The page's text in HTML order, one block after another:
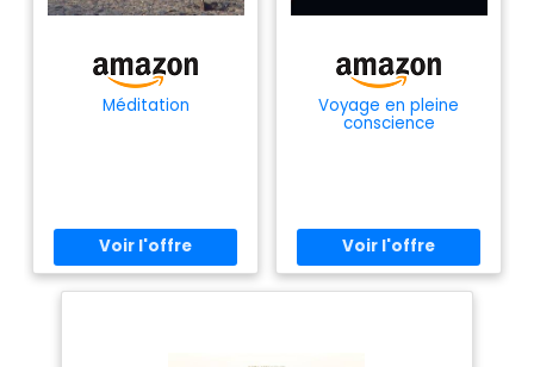
Méditation Voyage en pleine
conscience